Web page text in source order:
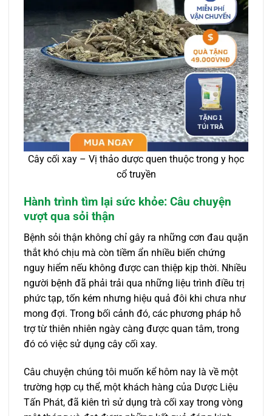
Cây cối xay – Vị thảo dược quen thuộc trong y học
cổ truyền
Hành trình tìm lại sức khỏe: Câu chuyện
vượt qua sỏi thận
Bệnh sỏi thận không chỉ gây ra những cơn đau quặn
thắt khó chịu mà còn tiềm ẩn nhiều biến chứng
nguy hiểm nếu không được can thiệp kịp thời. Nhiều
người bệnh đã phải trải qua những liệu trình điều trị
phức tạp, tốn kém nhưng hiệu quả đôi khi chưa như
mong đợi. Trong bối cảnh đó, các phương pháp hỗ
trợ từ thiên nhiên ngày càng được quan tâm, trong
đó có việc sử dụng cây cối xay.
Câu chuyện chúng tôi muốn kể hôm nay là về một
trường hợp cụ thể, một khách hàng của Dược Liệu
Tấn Phát, đã kiên trì sử dụng trà cối xay trong vòng